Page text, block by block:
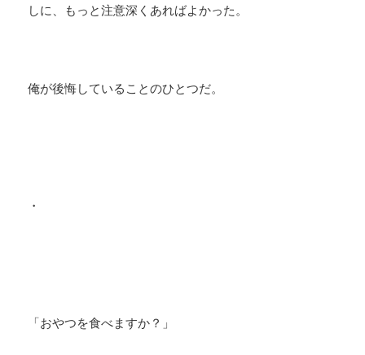
しに、もっと注意深くあればよかった。
俺が後悔していることのひとつだ。
・
「おやつを食べますか？」